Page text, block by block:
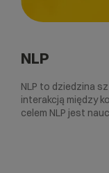
NLP
NLP to dziedzina
interakcją między
celem NLP jest